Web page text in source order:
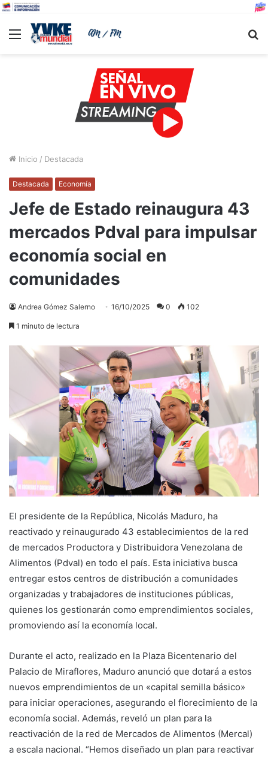
Menu
Inicio / Destacada
Destacada Economía
Jefe de Estado reinaugura 43
mercados Pdval para impulsar
economía social en
comunidades
Andrea Gómez Salerno 16/10/2025 0 102
1 minuto de lectura
El presidente de la República, Nicolás Maduro, ha
reactivado y reinaugurado 43 establecimientos de la red
de mercados Productora y Distribuidora Venezolana de
Alimentos (Pdval) en todo el país. Esta iniciativa busca
entregar estos centros de distribución a comunidades
organizadas y trabajadores de instituciones públicas,
quienes los gestionarán como emprendimientos sociales,
promoviendo así la economía local.
Durante el acto, realizado en la Plaza Bicentenario del
Palacio de Miraflores, Maduro anunció que dotará a estos
nuevos emprendimientos de un «capital semilla básico»
para iniciar operaciones, asegurando el florecimiento de la
economía social. Además, reveló un plan para la
reactivación de la red de Mercados de Alimentos (Mercal)
a escala nacional. “Hemos diseñado un plan para reactivar